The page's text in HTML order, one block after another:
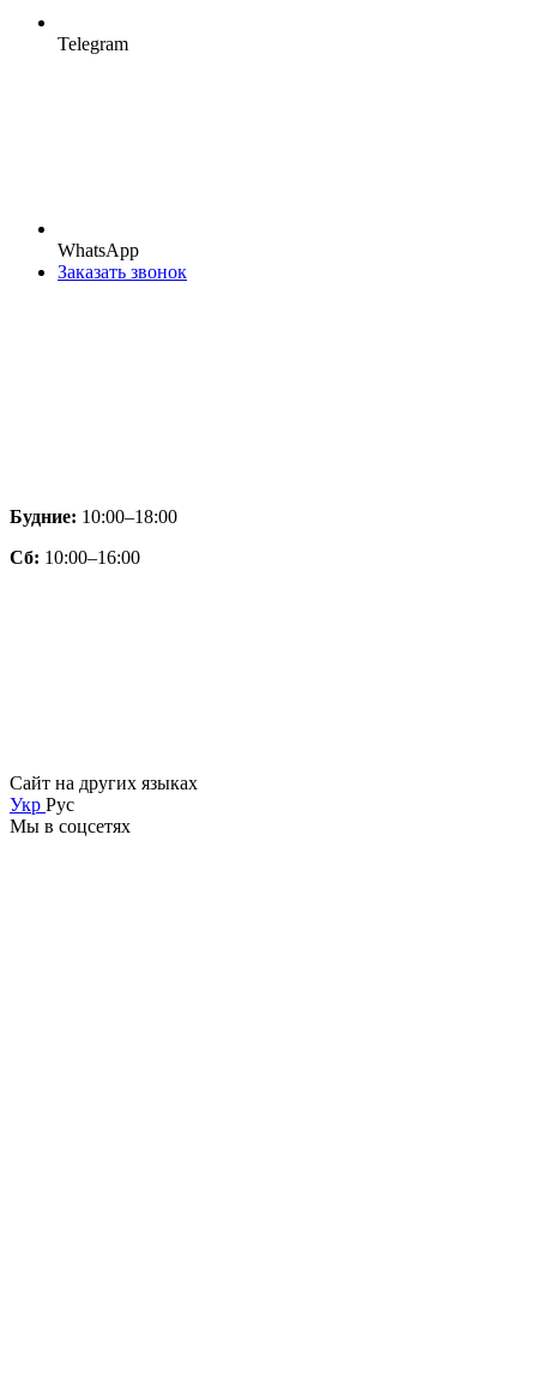
Telegram
WhatsApp
Заказать звонок
Будние: 10:00–18:00
Сб: 10:00–16:00
Сайт на других языках
Укр Рус
Мы в соцсетях